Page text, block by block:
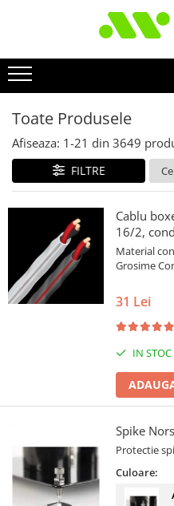
Toate Produsele
Afiseaza: 1-21 din 3649
FILTRE
Cablu
16/2,
Material
Grosime
31 Lei
IN STOC
Spike
Protectie
Culoare: